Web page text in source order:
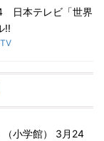
日本テレビ「世界
!!
TV
小学館） 3月24